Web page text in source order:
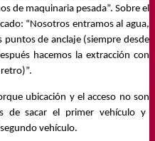
de maquinaria pesada”. Sobre el
“Nosotros entramos al agua,
puntos de anclaje (siempre desde
hacemos la extracción con
retro)”.
ubicación y el acceso no son
de sacar el primer vehículo y
vehículo.